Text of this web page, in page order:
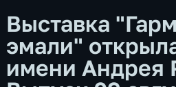
Выставка
эмали"
имени Андрея